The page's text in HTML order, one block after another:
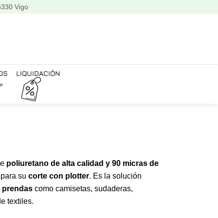
Vigo
LIQUIDACIÓN
poliuretano de alta calidad y 90 micras de
su corte con plotter. Es la solución
prendas como camisetas, sudaderas,
textiles.